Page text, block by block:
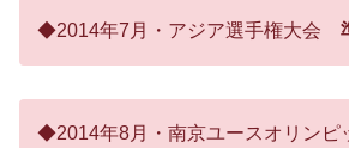
◆2014年7月・アジア選手権大会
◆2014年8月・南京ユースオリン